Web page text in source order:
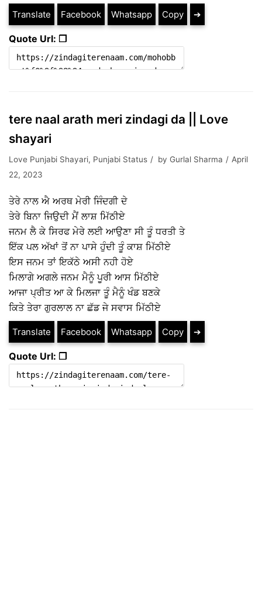
Translate Facebook Whatsapp Copy ➔
Quote Url: ❐
tere naal arath meri zindagi da || Love
shayari
Love Punjabi Shayari, Punjabi Status by Gurlal Sharma
April
22, 2023
ਤੇਰੇ ਨਾਲ ਐ ਅਰਥ ਮੇਰੀ ਜਿੰਦਗੀ ਦੇ
ਤੇਰੇ ਬਿਨਾ ਜਿਉਦੀ ਮੈਂ ਲਾਸ਼ ਮਿੱਠੀਏ
ਜਨਮ ਲੈ ਕੇ ਸਿਰਫ ਮੇਰੇ ਲਈ ਆਉਣਾ ਸੀ ਤੂੰ ਧਰਤੀ ਤੇ
ਇੱਕ ਪਲ ਅੱਖਾਂ ਤੋਂ ਨਾ ਪਾਸੇ ਹੁੰਦੀ ਤੂੰ ਕਾਸ਼ ਮਿੱਠੀਏ
ਇਸ ਜਨਮ ਤਾਂ ਇਕੱਠੇ ਅਸੀ ਨਹੀ ਹੋਏ
ਮਿਲਾਗੇ ਅਗਲੇ ਜਨਮ ਮੈਨੂੰ ਪੂਰੀ ਆਸ ਮਿੱਠੀਏ
ਆਜਾ ਪ੍ਰੀਤ ਆ ਕੇ ਮਿਲਜਾ ਤੂੰ ਮੈਨੂੰ ਖੰਡ ਬਣਕੇ
ਕਿਤੇ ਤੇਰਾ ਗੁਰਲਾਲ ਨਾ ਛੱਡ ਜੇ ਸਵਾਸ ਮਿੱਠੀਏ
Translate Facebook Whatsapp Copy ➔
Quote Url: ❐